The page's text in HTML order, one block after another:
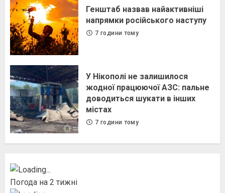
Генштаб назвав найактивніші
напрямки російського наступу
7 години тому
У Нікополі не залишилося
жодної працюючої АЗС: пальне
доводиться шукати в інших
містах
7 години тому
Погода на 2 тижні